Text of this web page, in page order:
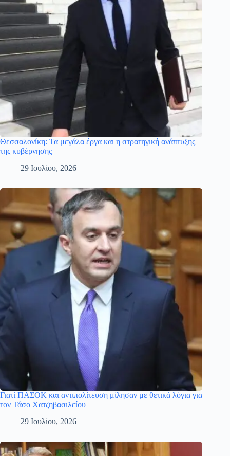
Θεσσαλονίκη: Τα μεγάλα έργα και η στρατηγική ανάπτυξης
της κυβέρνησης
29 Ιουλίου, 2026
Γιατί ΠΑΣΟΚ και αντιπολίτευση μίλησαν με θετικά λόγια για
τον Τάσο Χατζηβασιλείου
29 Ιουλίου, 2026